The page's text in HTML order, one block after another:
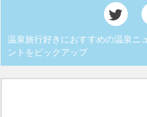
温泉旅行好きにおすすめの温泉ニ
ントをピックアップ